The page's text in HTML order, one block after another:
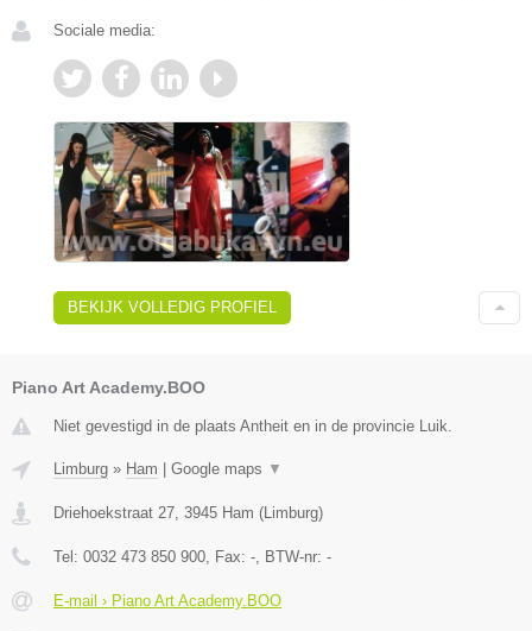
Sociale media:
BEKIJK VOLLEDIG PROFIEL
Piano Art Academy.BOO
Niet gevestigd in de plaats Antheit en in de provincie Luik.
Limburg » Ham Google maps ▼
Driehoekstraat 27, 3945 Ham (Limburg)
Tel: 0032 473 850 900, Fax: -, BTW-nr: -
E-mail › Piano Art Academy.BOO